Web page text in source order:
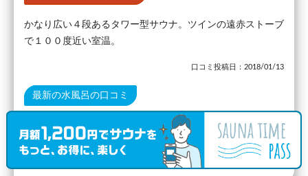
かなり広い４段あるタワー型サウナ。ツインの遠赤ストーブ
で１００度近い室温。
口コミ投稿日：2018/01/13
最新の水風呂の口コミ
９０センチの深さで中くらいの大きさ。
口コミ投稿日：2018/01/14